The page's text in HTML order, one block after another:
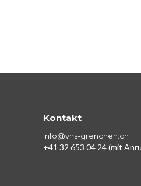
Kontakt
info@vhs-grenchen.ch
+41 32 653 04 24 (mit